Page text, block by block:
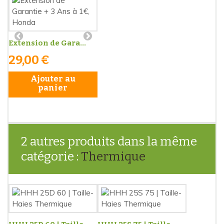
Extension de Gara...
29,00 €
Ajouter au
panier
2 autres produits dans la même
catégorie :
Thermique